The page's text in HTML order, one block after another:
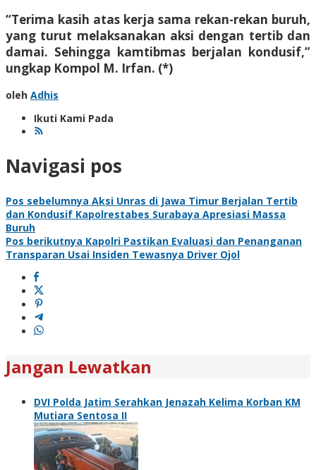
“Terima kasih atas kerja sama rekan-rekan buruh,
yang turut melaksanakan aksi dengan tertib dan
damai. Sehingga kamtibmas berjalan kondusif,”
ungkap Kompol M. Irfan. (*)
oleh Adhis
Ikuti Kami Pada
Navigasi pos
Pos sebelumnya Aksi Unras di Jawa Timur Berjalan Tertib
dan Kondusif Kapolrestabes Surabaya Apresiasi Massa
Buruh
Pos berikutnya Kapolri Pastikan Evaluasi dan Penanganan
Transparan Usai Insiden Tewasnya Driver Ojol
Jangan Lewatkan
DVI Polda Jatim Serahkan Jenazah Kelima Korban KM
Mutiara Sentosa II